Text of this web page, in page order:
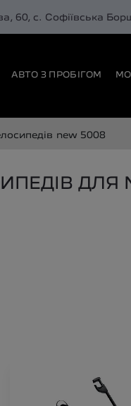
60, с. Софіївська
АВТО З ПРОБІГОМ
new 5008
ДЛЯ